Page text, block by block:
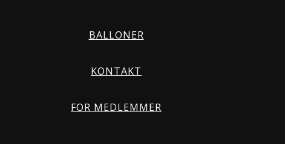
BALLONER
KONTAKT
FOR MEDLEMMER